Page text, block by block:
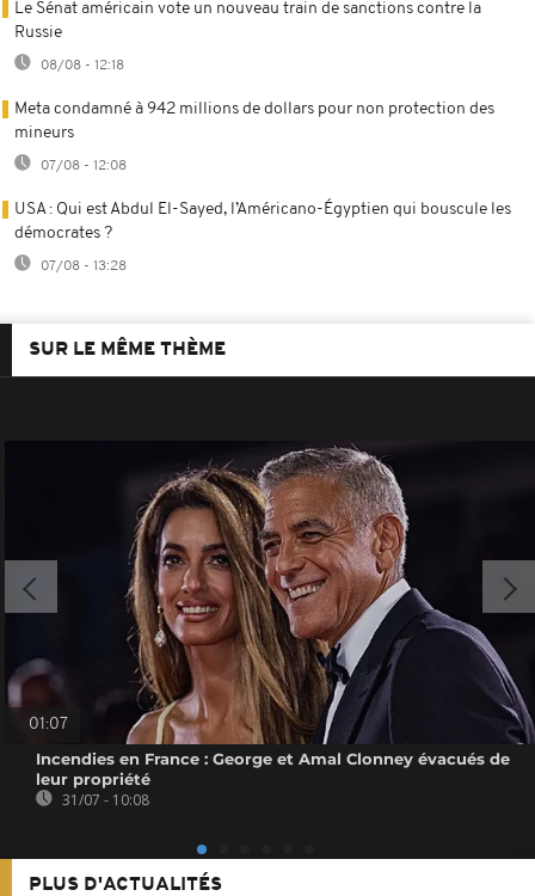
Le Sénat américain vote un nouveau train de sanctions contre la
Russie
08/08 - 12:18
Meta condamné à 942 millions de dollars pour non protection des
mineurs
07/08 - 12:08
USA : Qui est Abdul El-Sayed, l’Américano-Égyptien qui bouscule les
démocrates ?
07/08 - 13:28
SUR LE MÊME THÈME
01:07
Incendies en France : George et Amal Clonney évacués de
leur propriété
31/07 - 10:08
PLUS D'ACTUALITÉS